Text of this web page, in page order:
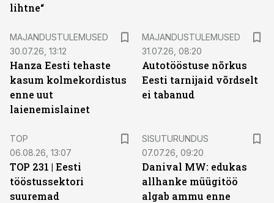
lihtne“
MAJANDUSTULEMUSED
30.07.26, 13:12
Hanza Eesti tehaste
kasum kolmekordistus
enne uut
laienemislainet
MAJANDUSTULEMUSED
31.07.26, 08:20
Autotööstuse nõrkus
Eesti tarnijaid võrdselt
ei tabanud
TOP
06.08.26, 13:07
TOP 231 | Eesti
tööstussektori
suuremad
SISUTURUNDUS
07.07.26, 09:20
Danival MW: edukas
allhanke müügitöö
algab ammu enne